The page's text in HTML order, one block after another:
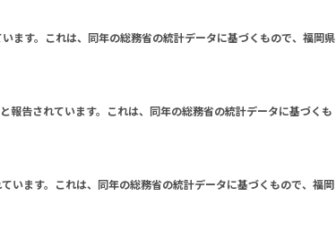
ます。これは、同年の総務省の統計データに基づくもので、福岡県
報告されています。これは、同年の総務省の統計データに基づくも
います。これは、同年の総務省の統計データに基づくもので、福岡